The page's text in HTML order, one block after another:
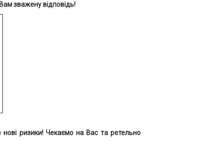
зважену відповідь!
нові ризики! Чекаємо на Вас та ретельно